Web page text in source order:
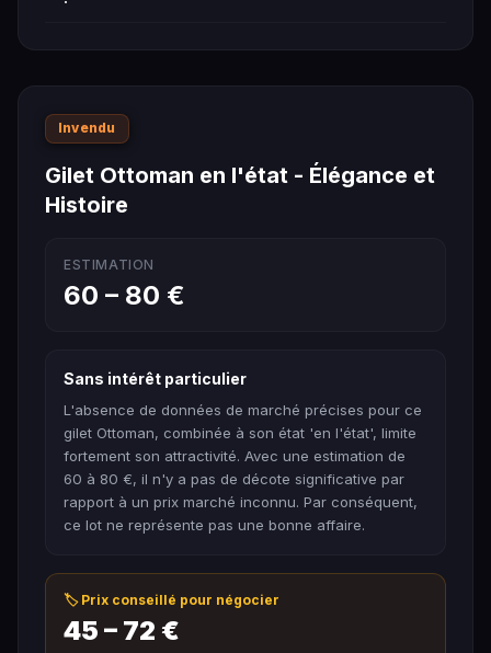
Invendu
Gilet Ottoman en l'état - Élégance et
Histoire
ESTIMATION
60 – 80 €
Sans intérêt particulier
L'absence de données de marché précises pour ce
gilet Ottoman, combinée à son état 'en l'état', limite
fortement son attractivité. Avec une estimation de
60 à 80 €, il n'y a pas de décote significative par
rapport à un prix marché inconnu. Par conséquent,
ce lot ne représente pas une bonne affaire.
🏷️ Prix conseillé pour négocier
45 – 72 €